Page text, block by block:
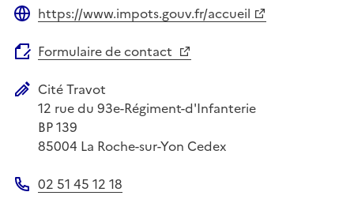
https://www.impots.gouv.fr/accueil
Formulaire de contact
Adresse postale
Cité Travot
12 rue du 93e-Régiment-d'Infanterie
BP 139
85004 La Roche-sur-Yon Cedex
02 51 45 12 18